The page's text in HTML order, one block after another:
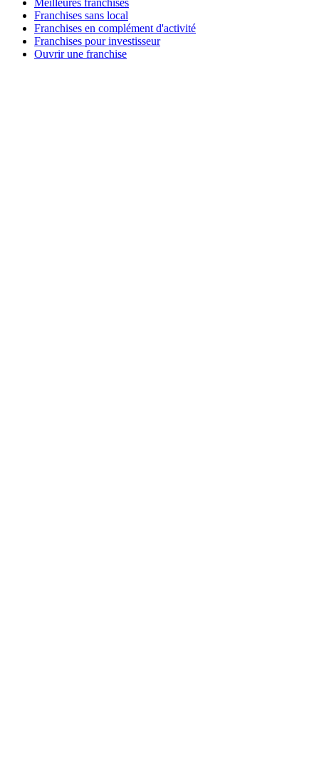
Meilleures franchises
Franchises sans local
Franchises en complément d'activité
Franchises pour investisseur
Ouvrir une franchise